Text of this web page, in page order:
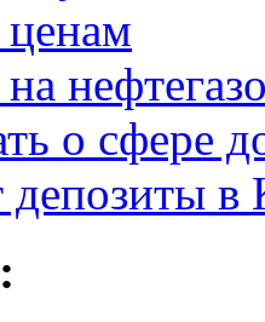
о сфере
депозиты в